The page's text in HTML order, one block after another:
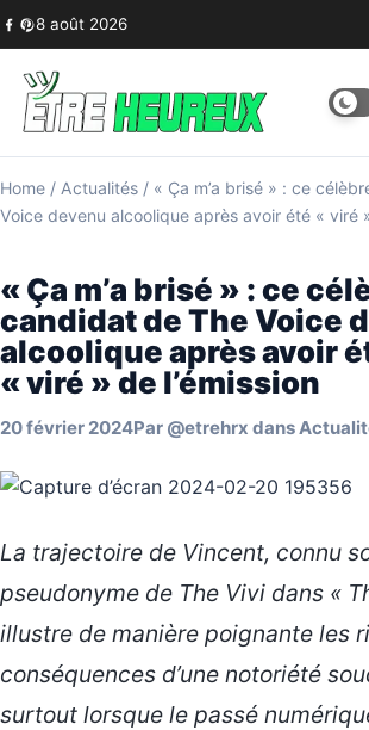
Skip to content
8 août 2026
Home / Actualités / « Ça m’a brisé » : ce
Voice devenu alcoolique après avoir été « viré
« Ça m’a brisé » : ce
candidat de The Voice
alcoolique après avoir
« viré » de l’émission
20 février 2024Par @etrehrx dans
La trajectoire de Vincent, connu
pseudonyme de The Vivi dans «
illustre de manière poignante les
conséquences d’une notoriété
surtout lorsque le passé